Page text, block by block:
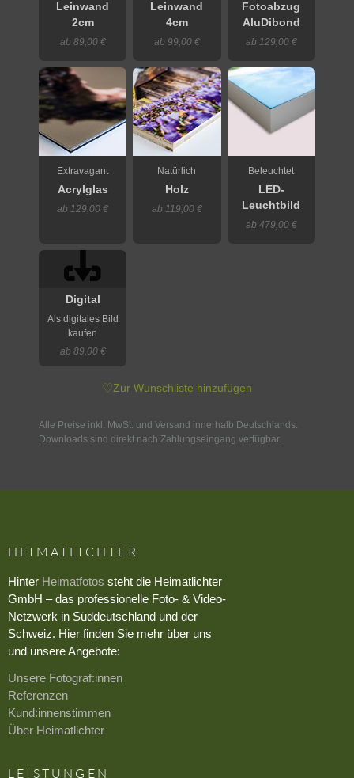
Leinwand
2cm
ab 89,00 €
Leinwand
4cm
ab 99,00 €
Fotoabzug
AluDibond
ab 129,00 €
Extravagant
Acrylglas
ab 129,00 €
Natürlich
Holz
ab 119,00 €
Beleuchtet
LED-
Leuchtbild
ab 479,00 €
Digital
Als digitales Bild
kaufen
ab 89,00 €
♡Zur Wunschliste hinzufügen
Alle Preise inkl. MwSt. und Versand innerhalb Deutschlands.
Downloads sind direkt nach Zahlungseingang verfügbar.
HEIMATLICHTER
Hinter Heimatfotos steht die Heimatlichter
GmbH – das professionelle Foto- & Video-
Netzwerk in Süddeutschland und der
Schweiz. Hier finden Sie mehr über uns
und unsere Angebote:
Unsere Fotograf:innen
Referenzen
Kund:innenstimmen
Über Heimatlichter
LEISTUNGEN